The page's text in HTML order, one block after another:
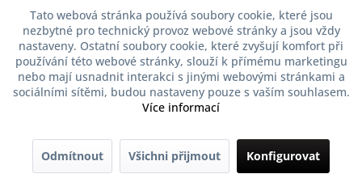
Tato webová stránka používá soubory cookie, které jsou
nezbytné pro technický provoz webové stránky a jsou vždy
nastaveny. Ostatní soubory cookie, které zvyšují komfort při
používání této webové stránky, slouží k přímému marketingu
nebo mají usnadnit interakci s jinými webovými stránkami a
sociálními sítěmi, budou nastaveny pouze s vaším souhlasem.
Více informací
Odmítnout Všichni přijmout Konfigurovat